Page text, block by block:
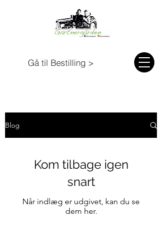
Gå til Bestilling >
Blog
Kom tilbage igen
snart
Når indlæg er udgivet, kan du se
dem her.